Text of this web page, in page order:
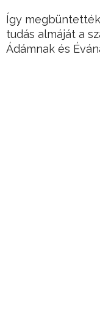
Így
tudás almáját a
Ádámnak és